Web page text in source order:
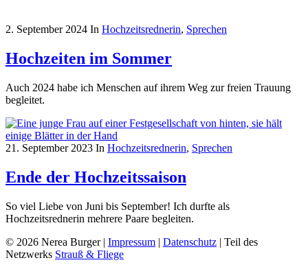
2. September 2024 In Hochzeitsrednerin, Sprechen
Hochzeiten im Sommer
Auch 2024 habe ich Menschen auf ihrem Weg zur freien Trauung
begleitet.
21. September 2023 In Hochzeitsrednerin, Sprechen
Ende der Hochzeitssaison
So viel Liebe von Juni bis September! Ich durfte als
Hochzeitsrednerin mehrere Paare begleiten.
© 2026 Nerea Burger | Impressum | Datenschutz | Teil des
Netzwerks Strauß & Fliege